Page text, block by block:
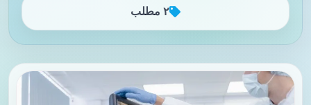
۲ مطلب